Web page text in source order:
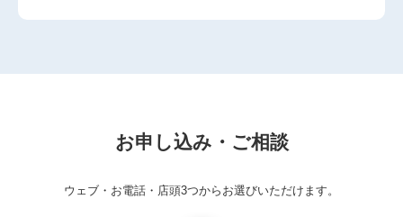
お申し込み・ご相談
ウェブ・お電話・店頭3つからお選びいただけます。